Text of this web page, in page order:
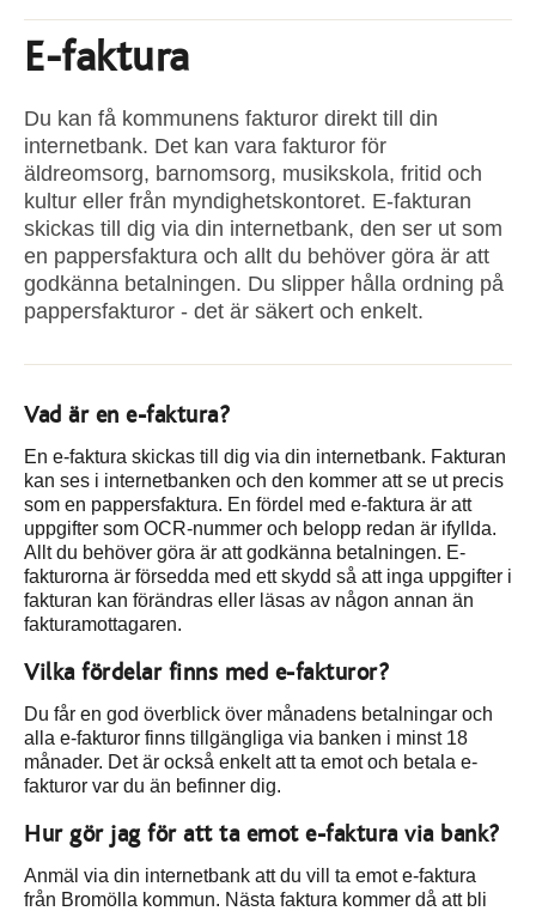
E-faktura
Du kan få kommunens fakturor direkt till din
internetbank. Det kan vara fakturor för
äldreomsorg, barnomsorg, musikskola, fritid och
kultur eller från myndighetskontoret. E-fakturan
skickas till dig via din internetbank, den ser ut som
en pappersfaktura och allt du behöver göra är att
godkänna betalningen. Du slipper hålla ordning på
pappersfakturor - det är säkert och enkelt.
Vad är en e-faktura?
En e-faktura skickas till dig via din internetbank. Fakturan
kan ses i internetbanken och den kommer att se ut precis
som en pappersfaktura. En fördel med e-faktura är att
uppgifter som OCR-nummer och belopp redan är ifyllda.
Allt du behöver göra är att godkänna betalningen. E-
fakturorna är försedda med ett skydd så att inga uppgifter i
fakturan kan förändras eller läsas av någon annan än
fakturamottagaren.
Vilka fördelar finns med e-fakturor?
Du får en god överblick över månadens betalningar och
alla e-fakturor finns tillgängliga via banken i minst 18
månader. Det är också enkelt att ta emot och betala e-
fakturor var du än befinner dig.
Hur gör jag för att ta emot e-faktura via bank?
Anmäl via din internetbank att du vill ta emot e-faktura
från Bromölla kommun. Nästa faktura kommer då att bli